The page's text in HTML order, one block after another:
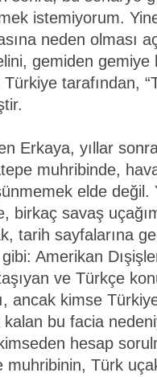
istemiyorum.
neden olması
gemiden gemiye
tarafından,
Erkaya, yıllar
muhribinde,
elde değil.
birkaç savaş
tarih sayfalarına
Amerikan
ve Türkçe
ancak kimse
bu facia
hesap
Türk